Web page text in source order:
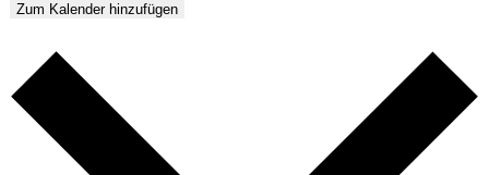
Zum Kalender hinzufügen